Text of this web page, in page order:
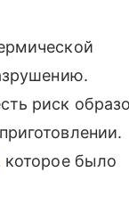
риск
которое было